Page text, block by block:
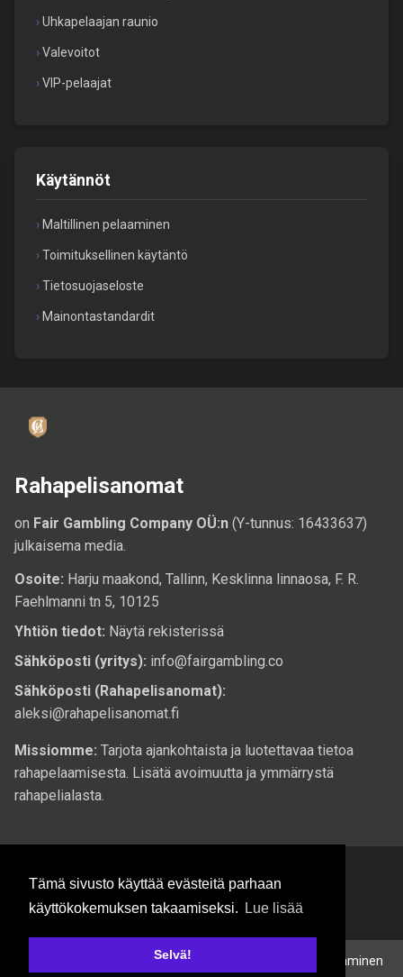
Uhkapelaajan raunio
Valevoitot
VIP-pelaajat
Käytännöt
Maltillinen pelaaminen
Toimituksellinen käytäntö
Tietosuojaseloste
Mainontastandardit
Rahapelisanomat
on Fair Gambling Company OÜ:n (Y-tunnus: 16433637)
julkaisema media.
Osoite: Harju maakond, Tallinn, Kesklinna linnaosa, F. R.
Faehlmanni tn 5, 10125
Yhtiön tiedot: Näytä rekisterissä
Sähköposti (yritys): info@fairgambling.co
Sähköposti (Rahapelisanomat):
aleksi@rahapelisanomat.fi
Missiomme: Tarjota ajankohtaista ja luotettavaa tietoa
rahapelaamisesta. Lisätä avoimuutta ja ymmärrystä
rahapelialasta.
© 2026 Rahapelisanomat.fi. Kaikki oikeudet pidätetään.
18
Rahapelaaminen voi aiheuttaa riippuvuutta. Jos pelaaminen
Tämä sivusto käyttää evästeitä parhaan
käyttökokemuksen takaamiseksi.
Lue lisää
Selvä!